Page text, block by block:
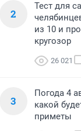
2
Тест для
из 10 и
кругозор
26 021
3
Погода 4
какой
приметы